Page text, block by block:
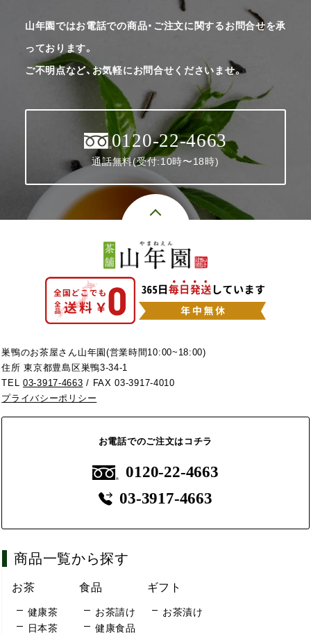
山年園ではお電話での商品・ご注文に関するお問合せを承
っております。
ご不明点など、お気軽にお問合せくださいませ。
0120-22-4663
通話無料(受付:10時〜18時)
巣鴨のお茶屋さん山年園(営業時間10:00~18:00)
住所 東京都豊島区巣鴨3-34-1
TEL03-3917-4663 / FAX 03-3917-4010
プライバシーポリシー
お電話でのご注文はコチラ
0120-22-4663
03-3917-4663
商品一覧から探す
お茶
健康茶
日本茶
食品
お茶請け
健康食品
ギフト
お茶漬け